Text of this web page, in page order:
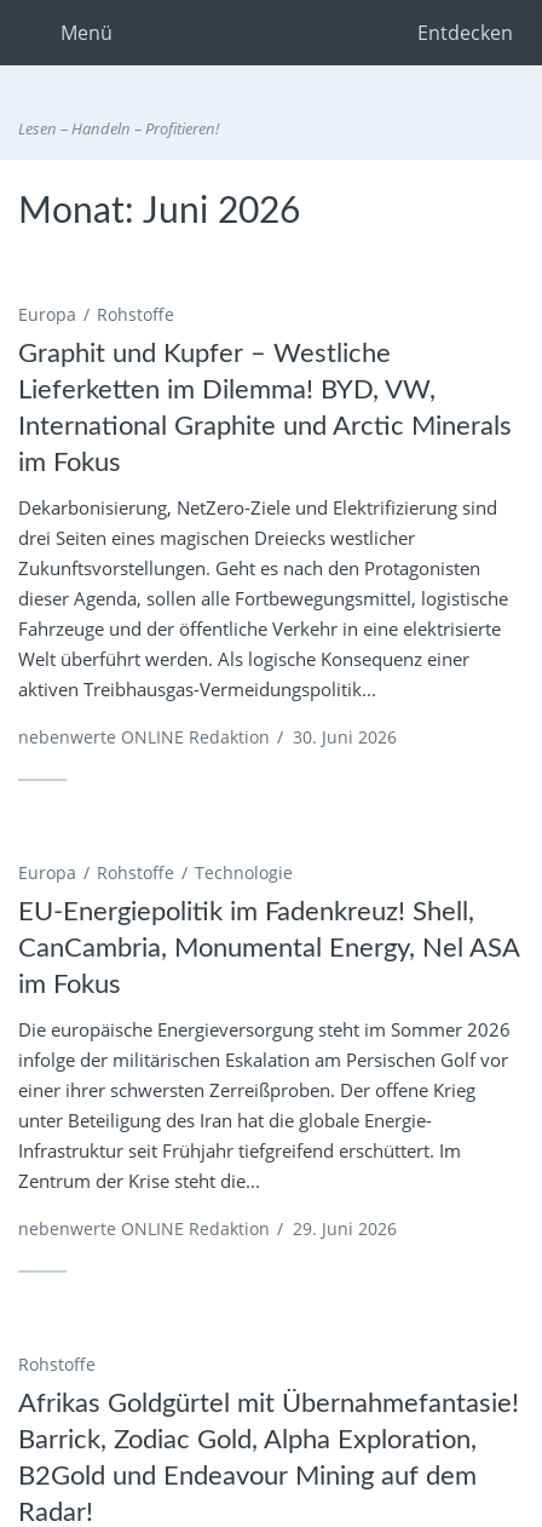
Entdecken
Menü
Lesen – Handeln – Profitieren!
Monat: Juni 2026
Europa Rohstoffe
Graphit und Kupfer – Westliche
Lieferketten im Dilemma! BYD, VW,
International Graphite und Arctic Minerals
im Fokus
Dekarbonisierung, NetZero-Ziele und Elektrifizierung sind
drei Seiten eines magischen Dreiecks westlicher
Zukunftsvorstellungen. Geht es nach den Protagonisten
dieser Agenda, sollen alle Fortbewegungsmittel, logistische
Fahrzeuge und der öffentliche Verkehr in eine elektrisierte
Welt überführt werden. Als logische Konsequenz einer
aktiven Treibhausgas-Vermeidungspolitik...
nebenwerte ONLINE Redaktion / 30. Juni 2026
Europa Rohstoffe Technologie
EU-Energiepolitik im Fadenkreuz! Shell,
CanCambria, Monumental Energy, Nel ASA
im Fokus
Die europäische Energieversorgung steht im Sommer 2026
infolge der militärischen Eskalation am Persischen Golf vor
einer ihrer schwersten Zerreißproben. Der offene Krieg
unter Beteiligung des Iran hat die globale Energie-
Infrastruktur seit Frühjahr tiefgreifend erschüttert. Im
Zentrum der Krise steht die...
nebenwerte ONLINE Redaktion / 29. Juni 2026
Rohstoffe
Afrikas Goldgürtel mit Übernahmefantasie!
Barrick, Zodiac Gold, Alpha Exploration,
B2Gold und Endeavour Mining auf dem
Radar!